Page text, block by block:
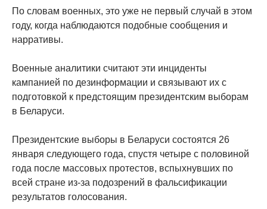
По словам военных, это уже не первый случай в этом
году, когда наблюдаются подобные сообщения и
нарративы.
Военные аналитики считают эти инциденты
кампанией по дезинформации и связывают их с
подготовкой к предстоящим президентским выборам
в Беларуси.
Президентские выборы в Беларуси состоятся 26
января следующего года, спустя четыре с половиной
года после массовых протестов, вспыхнувших по
всей стране из-за подозрений в фальсификации
результатов голосования.